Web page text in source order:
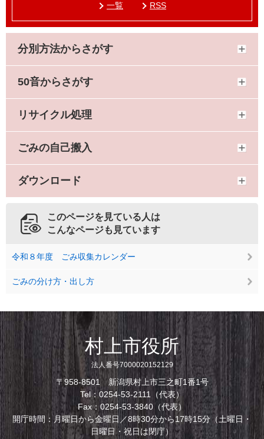
一覧 RSS
分別方法からさがす
50音からさがす
リサイクル処理
ごみの自己搬入
ダウンロード
このページを見ている人は
こんなページも見ています
令和８年度 ごみ収集カレンダー
ごみの分け方・出し方
村上市役所
法人番号7000020152129
〒958-8501 新潟県村上市三之町1番1号
Tel：0254-53-2111（代表）
Fax：0254-53-3840（代表）
開庁時間：月曜日から金曜日／8時30分から17時15分（土曜日・
日曜日・祝日は閉庁）